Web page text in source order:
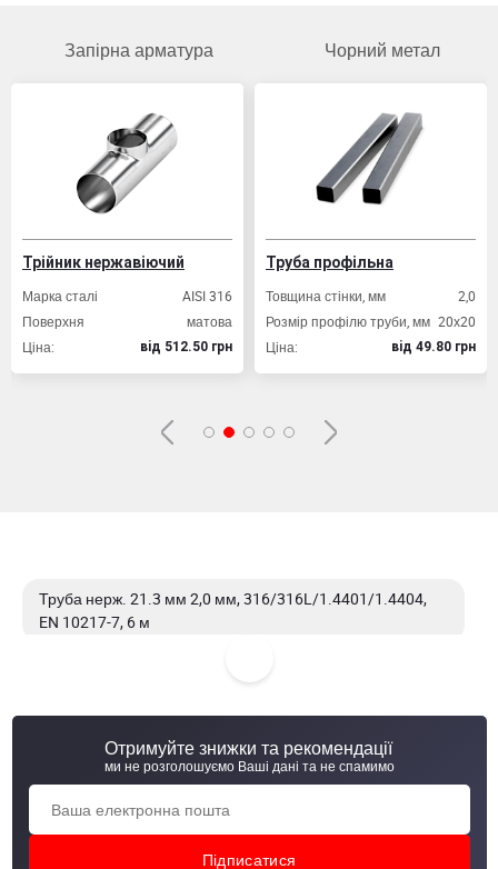
Запірна арматура
Трійник нержавіючий
Марка сталі
AISI 316
Поверхня
матова
Ціна:
вiд 512.50 грн
Чорний метал
Труба профільна
Товщина стінки, мм
2,0
Розмір профілю труби, мм 20х20
Ціна:
вiд 49.80 грн
Труба нерж. 21.3 мм 2,0 мм, 316/316L/1.4401/1.4404,
EN 10217-7, 6 м
Труба нерж. 21.3 мм 3,0 мм, 304/304L/1.4301/1.4307,
EN 10217-7, 6 м
Труба нерж. 21.3 мм 2,0 мм, 304/304L/1.4301/1.4307, EN
Отримуйте знижки та рекомендації
ми не розголошуємо Ваші дані та не спамимо